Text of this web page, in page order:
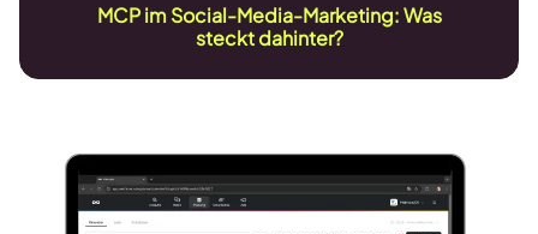
MCP im Social-Media-Marketing: Was
steckt dahinter?